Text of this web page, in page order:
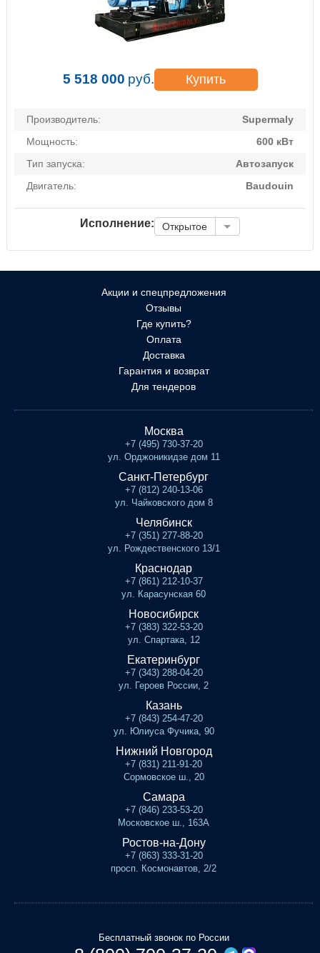
5 518 000 руб. Купить
Производитель:
Supermaly
Мощность:
600 кВт
Тип запуска:
Автозапуск
Двигатель:
Baudouin
Исполнение: Открытое
Акции и спецпредложения
Отзывы
Где купить?
Оплата
Доставка
Гарантия и возврат
Для тендеров
Москва
+7 (495) 730-37-20
ул. Орджоникидзе дом 11
Санкт-Петербург
+7 (812) 240-13-06
ул. Чайковского дом 8
Челябинск
+7 (351) 277-88-20
ул. Рождественского 13/1
Краснодар
+7 (861) 212-10-37
ул. Карасунская 60
Новосибирск
+7 (383) 322-53-20
ул. Спартака, 12
Екатеринбург
+7 (343) 288-04-20
ул. Героев России, 2
Казань
+7 (843) 254-47-20
ул. Юлиуса Фучика, 90
Нижний Новгород
+7 (831) 211-91-20
Сормовское ш., 20
Самара
+7 (846) 233-53-20
Московское ш., 163А
Ростов-на-Дону
+7 (863) 333-31-20
просп. Космонавтов, 2/2
Бесплатный звонок по России